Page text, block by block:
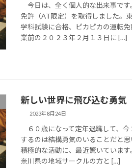
今日は、全く個人的な出来事で
免許（AT限定）を取得しました。
学科試験に合格、ピカピカの運転
業前の２０２３年２月１３日に […]
新しい世界に飛び込む勇気
2023年8月24日
６０歳になって定年退職して、
するのは結構勇気のいることだと
積極的な活動に、最近驚いていま
奈川県の地域サークルの方と […]